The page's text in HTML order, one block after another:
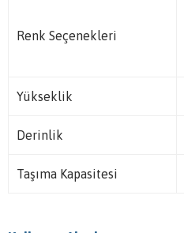
Renk Seçenekleri
Yükseklik
Derinlik
Taşıma Kapasitesi